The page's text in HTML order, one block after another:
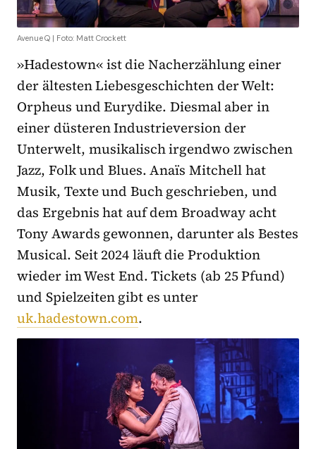
Avenue Q | Foto: Matt Crockett
»Hadestown« ist die Nacherzählung einer
der ältesten Liebesgeschichten der Welt:
Orpheus und Eurydike. Diesmal aber in
einer düsteren Industrieversion der
Unterwelt, musikalisch irgendwo zwischen
Jazz, Folk und Blues. Anaïs Mitchell hat
Musik, Texte und Buch geschrieben, und
das Ergebnis hat auf dem Broadway acht
Tony Awards gewonnen, darunter als Bestes
Musical. Seit 2024 läuft die Produktion
wieder im West End. Tickets (ab 25 Pfund)
und Spielzeiten gibt es unter
uk.hadestown.com.